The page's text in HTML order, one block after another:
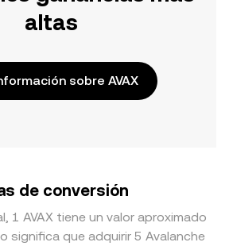
altas
sobre AVAX
de conversión
1 AVAX tiene un valor aproximado
significa que adquirir 5 Avalanche